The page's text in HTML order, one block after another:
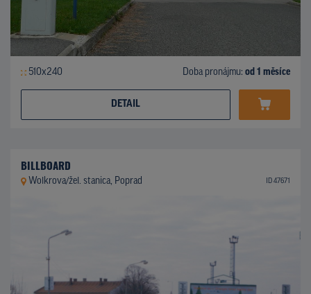
510x240 Doba pronájmu: od 1 měsíce
DETAIL
BILLBOARD
Wolkrova/žel. stanica, Poprad ID 47671